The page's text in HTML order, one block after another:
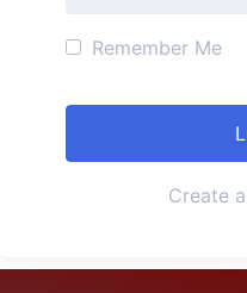
Remember Me
Create